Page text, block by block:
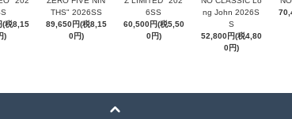
(税8,15
)
THS" 2026SS
89,650円(税8,15
0円)
6SS
60,500円(税5,50
0円)
ng John 2026S
S
52,800円(税4,80
0円)